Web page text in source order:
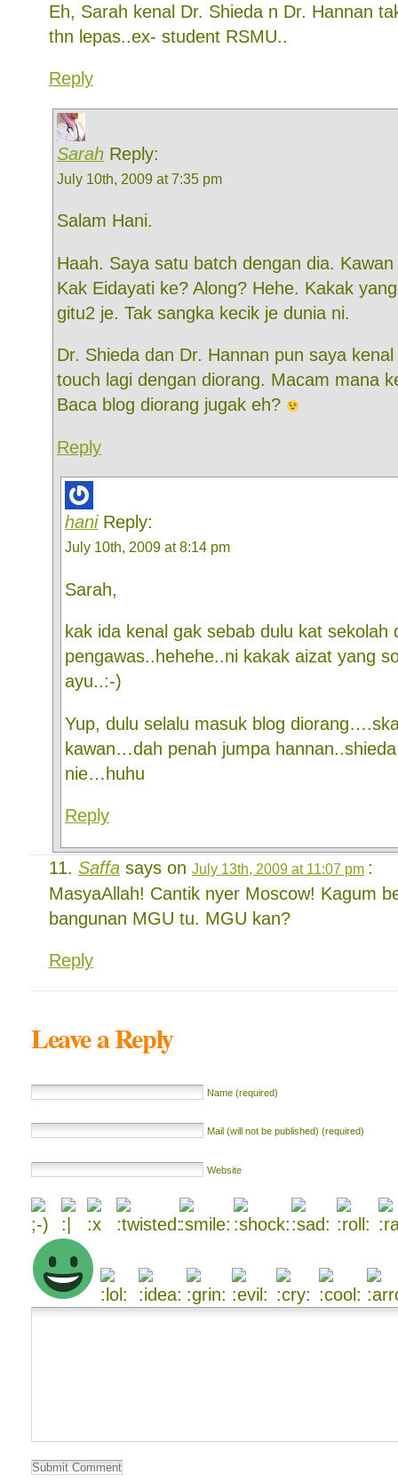
Eh, Sarah kenal Dr. Shieda n Dr. Hannan
thn lepas..ex- student RSMU..
Reply
Sarah Reply:
July 10th, 2009 at 7:35 pm
Salam Hani.
Haah. Saya satu batch dengan dia.
Kak Eidayati ke? Along? Hehe. Kakak
gitu2 je. Tak sangka kecik je dunia ni.
Dr. Shieda dan Dr. Hannan pun saya
touch lagi dengan diorang. Macam mana
Baca blog diorang jugak eh?
Reply
haniReply:
July 10th, 2009 at 8:14 pm
Sarah,
kak ida kenal gak sebab dulu kat sekolah
pengawas..hehehe..ni kakak aizat yang
ayu..:-)
Yup, dulu selalu masuk blog
kawan…dah penah jumpa
nie…huhu
Reply
Saffa says on July 13th, 2009 at 11:07 pm :
MasyaAllah! Cantik nyer Moscow! Kagum
bangunan MGU tu. MGU kan?
Reply
Leave a Reply
Name (required)
Mail (will not be published) (required)
Website